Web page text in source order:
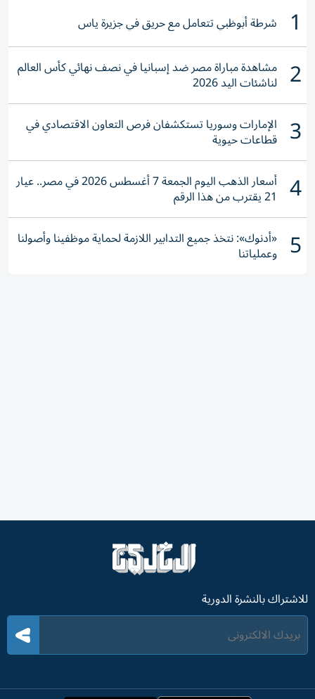
1 شرطة أبوظبي تتعامل مع حريق في جزيرة ياس
2 مشاهدة مباراة مصر ضد إسبانيا في نصف نهائي كأس العالم
لناشئات اليد 2026
3 الإمارات وسوريا تستكشفان فرص التعاون الاقتصادي في
قطاعات حيوية
4 أسعار الذهب اليوم الجمعة 7 أغسطس 2026 في مصر.. عيار
21 يقترب من هذا الرقم
5 «أدنوك»: نتخذ جميع التدابير اللازمة لحماية موظفينا وأصولنا
وعملياتنا
للاشتراك بالنشرة الدورية